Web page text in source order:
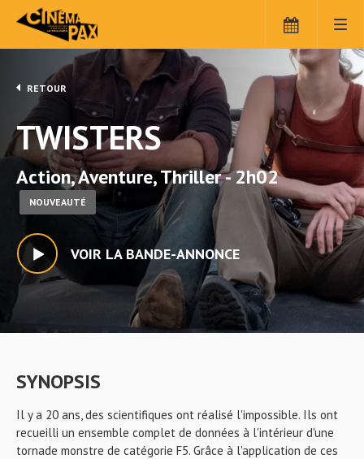
RETOUR
TWISTERS
Action, Aventure, Thriller - 2h02
NOUVEAUTÉ
VOIR LA BANDE-ANNONCE
SYNOPSIS
Il y a 20 ans, des scientifiques ont réalisé l'impossible. Ils ont
recueilli un ensemble complet de données à l'intérieur d'une
tornade monstre de catégorie F5. Grâce à l'application de ces